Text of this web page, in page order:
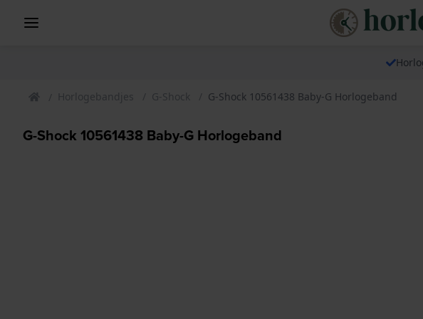
Horlogebandjes G-Shock G-Shock 10561438 Baby-G Horlogeband
G-Shock 10561438 Baby-G Horlogeband